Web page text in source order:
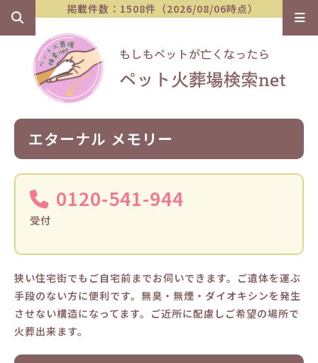
掲載件数：1508件（2026/08/06時点）
エターナル メモリー
0120-541-944
受付
狭い住宅街でもご自宅前までお伺いできます。ご遺体を運ぶ
手段のない方に便利です。無臭・無煙・ダイオキシンを発生
させない構造になってます。ご近所に配慮しご希望の場所で
火葬出来ます。